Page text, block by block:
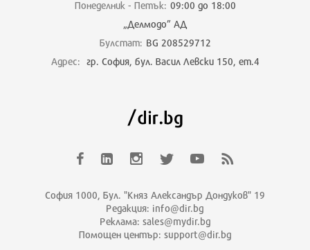
Понеделник - Петък: 09:00 до 18:00
„Делмодо” АД
Булстат: BG 208529712
Адрес: гр. София, бул. Васил Левски 150, ет.4
София 1000, Бул. "Княз Александър Дондуков" 19
Редакция: info@dir.bg
Реклама: sales@mydir.bg
Помощен център: support@dir.bg